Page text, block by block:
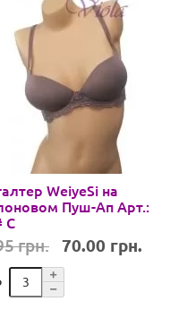
WeiyeSi на
Пуш-Ап Арт.:
С
грн. 70.00 грн.